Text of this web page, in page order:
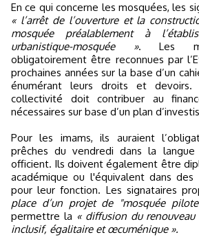
En ce qui concerne les mosquées, les
« l’arrêt de l’ouverture et la
mosquée préalablement à
urbanistique-mosquée ». Les
obligatoirement être reconnues par
prochaines années sur la base d’un
énumérant leurs droits et devoirs.
collectivité doit contribuer au
nécessaires sur base d’un plan
Pour les imams, ils auraient
prêches du vendredi dans la
officient. Ils doivent également être
académique ou l'équivalent dans des
pour leur fonction. Les signataires
place d’un projet de "mosquée
permettre la « diffusion du renouveau
inclusif, égalitaire et œcuménique ».